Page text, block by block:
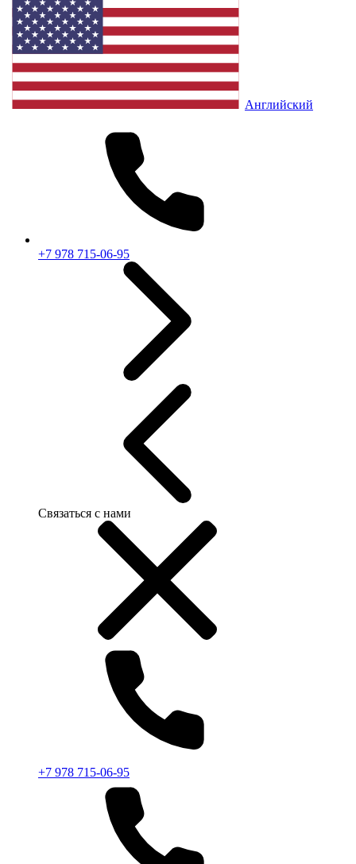
Английский
+7 978 715-06-95
Связаться с нами
+7 978 715-06-95